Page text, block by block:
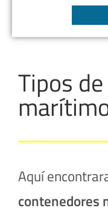
Tipos
Aquí
contenedores